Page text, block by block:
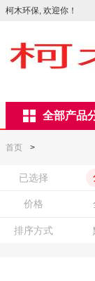
柯木环保, 欢迎你！
全部产品
首页 >
已选择
价格
排序方式